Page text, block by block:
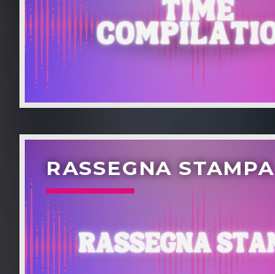
RASSEGNA STAMPA